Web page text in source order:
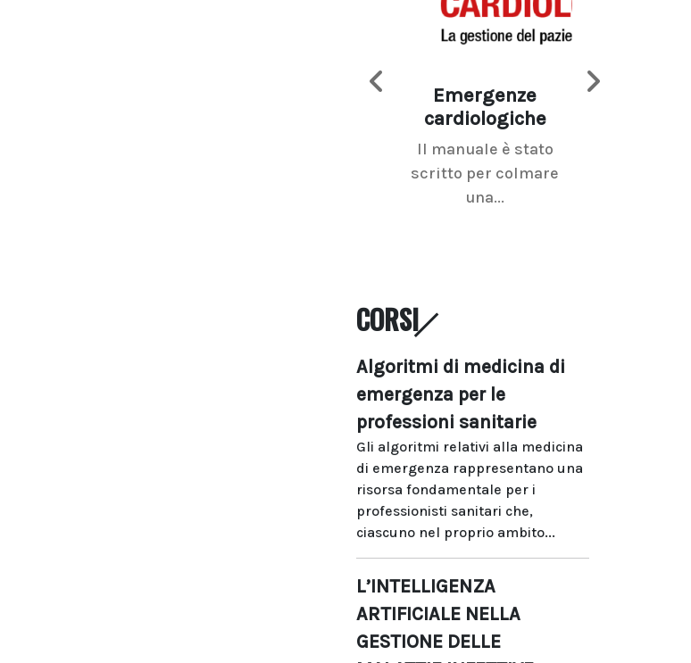
Emergenze
cardiologiche
Il manuale è stato
scritto per colmare
una...
CORSI
Algoritmi di medicina di
emergenza per le
professioni sanitarie
Gli algoritmi relativi alla medicina
di emergenza rappresentano una
risorsa fondamentale per i
professionisti sanitari che,
ciascuno nel proprio ambito...
L’INTELLIGENZA
ARTIFICIALE NELLA
GESTIONE DELLE